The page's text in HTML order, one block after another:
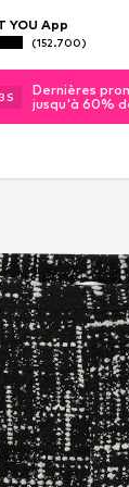
YOU App
(152.700)
S
Dernières
jusqu'à 60%